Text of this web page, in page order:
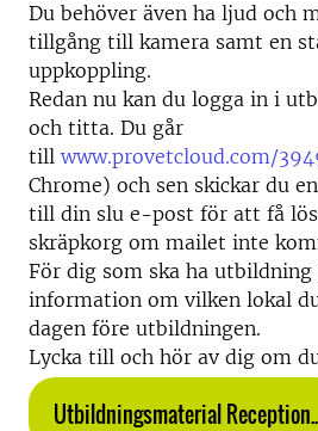
Du behöver även ha ljud och
tillgång till kamera samt en
uppkoppling.
Redan nu kan du logga in i
och titta. Du går
till www.provetcloud.com/
Chrome) och sen skickar du
till din slu e-post för att få
skräpkorg om mailet inte
För dig som ska ha
information om vilken lokal
dagen före utbildningen.
Lycka till och hör av dig om
Utbildningsmaterial